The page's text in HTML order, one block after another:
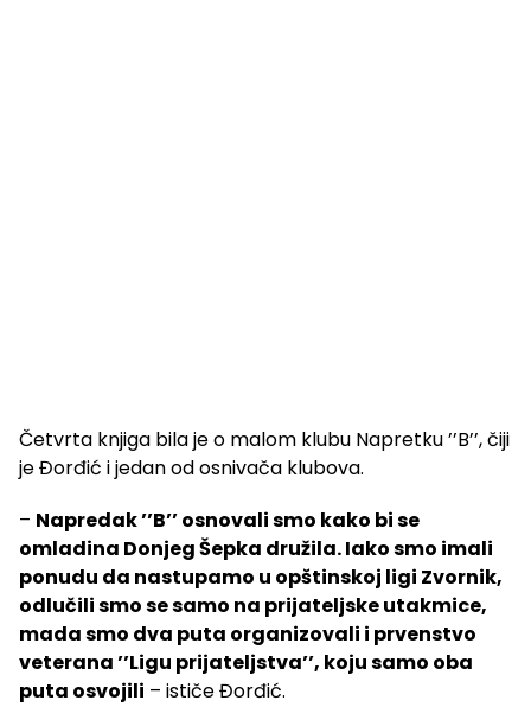
Četvrta knjiga bila je o malom klubu Napretku ’’B’’, čiji
je Đorđić i jedan od osnivača klubova.
– Napredak ’’B’’ osnovali smo kako bi se
omladina Donjeg Šepka družila. Iako smo imali
ponudu da nastupamo u opštinskoj ligi Zvornik,
odlučili smo se samo na prijateljske utakmice,
mada smo dva puta organizovali i prvenstvo
veterana ’’Ligu prijateljstva’’, koju samo oba
puta osvojili – ističe Đorđić.